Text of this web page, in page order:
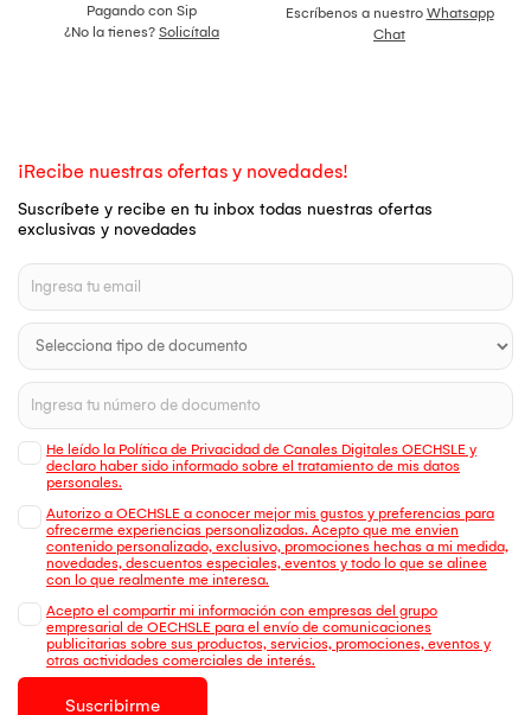
Pagando con Sip
¿No la tienes? Solicítala
Escríbenos a nuestro Whatsapp
Chat
¡Recibe nuestras ofertas y novedades!
Suscríbete y recibe en tu inbox todas nuestras ofertas
exclusivas y novedades
He leído la Política de Privacidad de Canales Digitales OECHSLE y
declaro haber sido informado sobre el tratamiento de mis datos
personales.
Autorizo a OECHSLE a conocer mejor mis gustos y preferencias para
ofrecerme experiencias personalizadas. Acepto que me envien
contenido personalizado, exclusivo, promociones hechas a mi medida,
novedades, descuentos especiales, eventos y todo lo que se alinee
con lo que realmente me interesa.
Acepto el compartir mi información con empresas del grupo
empresarial de OECHSLE para el envío de comunicaciones
publicitarias sobre sus productos, servicios, promociones, eventos y
otras actividades comerciales de interés.
Suscribirme